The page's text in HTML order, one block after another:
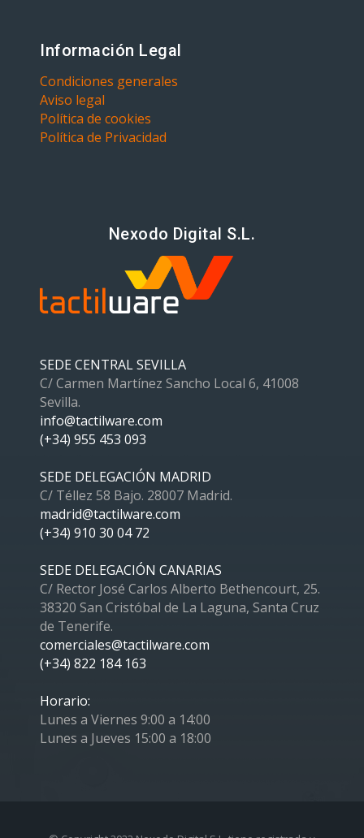
Información Legal
Condiciones generales
Aviso legal
Política de cookies
Política de Privacidad
Nexodo Digital S.L.
SEDE CENTRAL SEVILLA
C/ Carmen Martínez Sancho Local 6, 41008
Sevilla.
info@tactilware.com
(+34) 955 453 093
SEDE DELEGACIÓN MADRID
C/ Téllez 58 Bajo. 28007 Madrid.
madrid@tactilware.com
(+34) 910 30 04 72
SEDE DELEGACIÓN CANARIAS
C/ Rector José Carlos Alberto Bethencourt, 25.
38320 San Cristóbal de La Laguna, Santa Cruz
de Tenerife.
comerciales@tactilware.com
(+34) 822 184 163
Horario:
Lunes a Viernes 9:00 a 14:00
Lunes a Jueves 15:00 a 18:00